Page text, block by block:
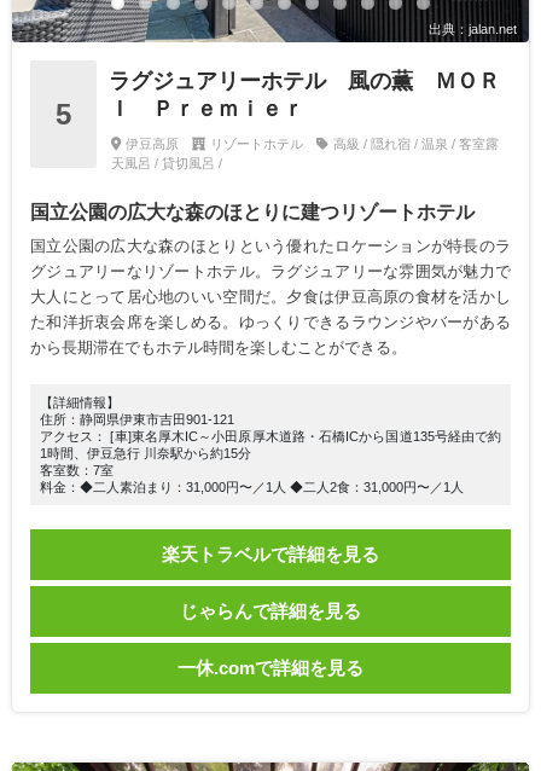
出典：jalan.net
5
ラグジュアリーホテル 風の薫 ＭＯＲ
Ｉ Ｐｒｅｍｉｅｒ
伊豆高原 リゾートホテル
高級 / 隠れ宿 / 温泉 / 客室露
天風呂 / 貸切風呂 /
国立公園の広大な森のほとりに建つリゾートホテル
国立公園の広大な森のほとりという優れたロケーションが特長のラ
グジュアリーなリゾートホテル。ラグジュアリーな雰囲気が魅力で
大人にとって居心地のいい空間だ。夕食は伊豆高原の食材を活かし
た和洋折衷会席を楽しめる。ゆっくりできるラウンジやバーがある
から長期滞在でもホテル時間を楽しむことができる。
【詳細情報】
住所：静岡県伊東市吉田901-121
アクセス： [車]東名厚木IC～小田原厚木道路・石橋ICから国道135号経由で約
1時間、伊豆急行 川奈駅から約15分
客室数：7室
料金：◆二人素泊まり：31,000円〜／1人 ◆二人2食：31,000円〜／1人
楽天トラベルで詳細を見る
じゃらんで詳細を見る
一休.comで詳細を見る